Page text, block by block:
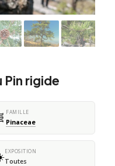
rigide
FAMILLE
Pinaceae
EXPOSITION
Toutes